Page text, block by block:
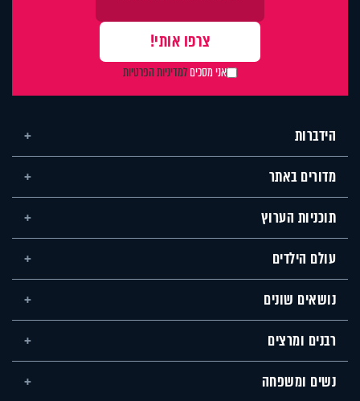
אני מסכיםלמדיניות הפרטיות
הידברות
מדורים באתר
תוכניות הערוץ
עולם הילדים
נושאים שונים
רבנים ומרצים
נשים ומשפחה